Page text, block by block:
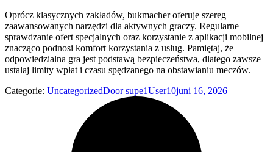
Oprócz klasycznych zakładów, bukmacher oferuje szereg
zaawansowanych narzędzi dla aktywnych graczy. Regularne
sprawdzanie ofert specjalnych oraz korzystanie z aplikacji mobilnej
znacząco podnosi komfort korzystania z usług. Pamiętaj, że
odpowiedzialna gra jest podstawą bezpieczeństwa, dlatego zawsze
ustalaj limity wpłat i czasu spędzanego na obstawianiu meczów.
Categorie: UncategorizedDoorsupe1User10juni 16, 2026